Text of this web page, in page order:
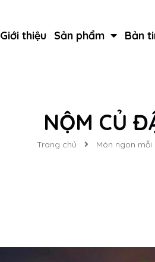
Giới thiệu Sản phẩm Bản
NỘM CỦ
Trang chủ Món ngon mỗi